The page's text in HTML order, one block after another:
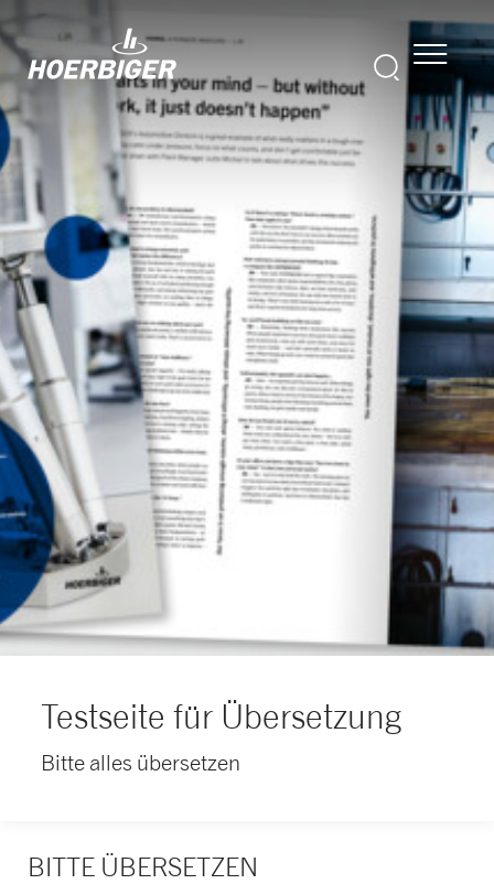
Testseite für Übersetzung
Bitte alles übersetzen
BITTE ÜBERSETZEN